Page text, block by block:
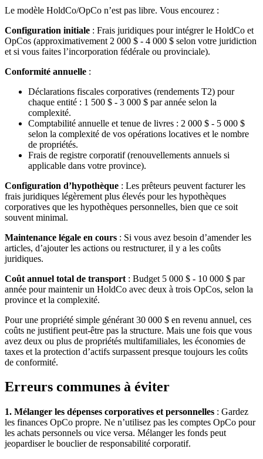
Le modèle HoldCo/OpCo n’est pas libre. Vous encourez :
Configuration initiale : Frais juridiques pour intégrer le HoldCo et
OpCos (approximativement 2 000 $ - 4 000 $ selon votre juridiction
et si vous faites l’incorporation fédérale ou provinciale).
Conformité annuelle :
Déclarations fiscales corporatives (rendements T2) pour
chaque entité : 1 500 $ - 3 000 $ par année selon la
complexité.
Comptabilité annuelle et tenue de livres : 2 000 $ - 5 000 $
selon la complexité de vos opérations locatives et le nombre
de propriétés.
Frais de registre corporatif (renouvellements annuels si
applicable dans votre province).
Configuration d’hypothèque : Les prêteurs peuvent facturer les
frais juridiques légèrement plus élevés pour les hypothèques
corporatives que les hypothèques personnelles, bien que ce soit
souvent minimal.
Maintenance légale en cours : Si vous avez besoin d’amender les
articles, d’ajouter les actions ou restructurer, il y a les coûts
juridiques.
Coût annuel total de transport : Budget 5 000 $ - 10 000 $ par
année pour maintenir un HoldCo avec deux à trois OpCos, selon la
province et la complexité.
Pour une propriété simple générant 30 000 $ en revenu annuel, ces
coûts ne justifient peut-être pas la structure. Mais une fois que vous
avez deux ou plus de propriétés multifamiliales, les économies de
taxes et la protection d’actifs surpassent presque toujours les coûts
de conformité.
Erreurs communes à éviter
1. Mélanger les dépenses corporatives et personnelles : Gardez
les finances OpCo propre. Ne n’utilisez pas les comptes OpCo pour
les achats personnels ou vice versa. Mélanger les fonds peut
jeopardiser le bouclier de responsabilité corporatif.